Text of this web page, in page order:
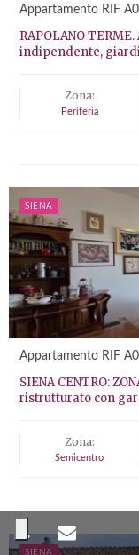
Appartamento RIF
RAPOLANO
indipendente,
Zona:
Periferia
SIENA
Appartamento RIF
SIENA CENTRO:
ristrutturato con
Zona:
Semicentro
SIENA